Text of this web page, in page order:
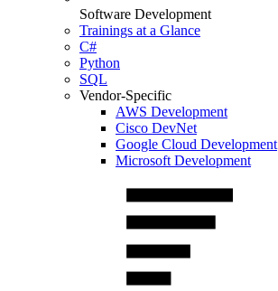
Software Development
Trainings at a Glance
C#
Python
SQL
Vendor-Specific
AWS Development
Cisco DevNet
Google Cloud Development
Microsoft Development